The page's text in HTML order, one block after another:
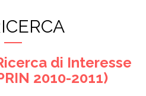
di Interesse
2010-2011)